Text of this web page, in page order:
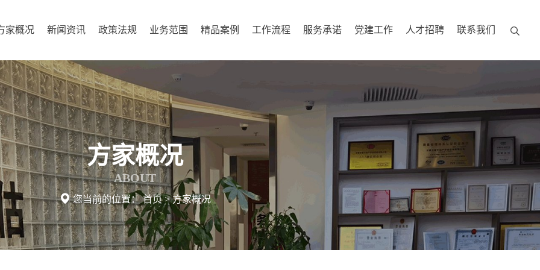
家概况 新闻资讯 政策法规 业务范围 精品案例 工作流程 服务承诺 党建工作 人才招聘 联系我们
方家概况
ABOUT
您当前的位置：首页>方家概况